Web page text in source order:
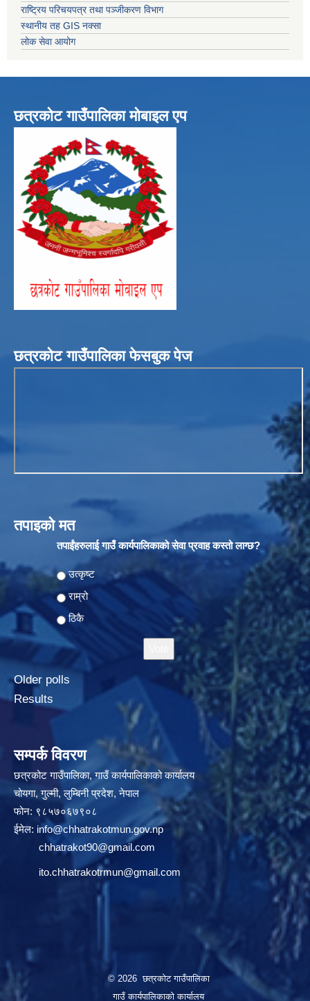
राष्ट्रिय परिचयपत्र तथा पञ्जीकरण विभाग
स्थानीय तह GIS नक्सा
लोक सेवा आयोग
छत्रकोट गाउँपालिका मोबाइल एप
छत्रकोट गाउँपालिका फेसबुक पेज
तपाइको मत
तपाईंहरुलाई गाउँ कार्यपालिकाको सेवा प्रवाह कस्तो लाग्छ?
Choices
उत्कृष्ट
राम्रो
ठिकै
Older polls
Results
सम्पर्क विवरण
छत्रकोट गाउँपालिका, गाउँ कार्यपालिकाको कार्यालय
चोयगा, गुल्मी, लुम्बिनी प्रदेश, नेपाल
फोन: ९८५७०६७९०८
ईमेल: info@chhatrakotmun.gov.np
chhatrakot90@gmail.com
ito.chhatrakotrmun@gmail.com
© 2026 छत्रकोट गाउँपालिका
गाउँ कार्यपालिकाको कार्यालय